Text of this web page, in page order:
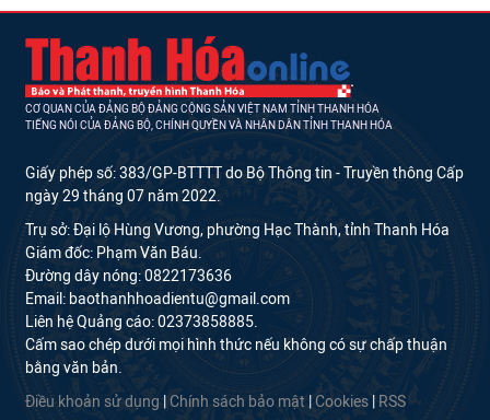
CƠ QUAN CỦA ĐẢNG BỘ ĐẢNG CỘNG SẢN VIỆT NAM TỈNH THANH HÓA
TIẾNG NÓI CỦA ĐẢNG BỘ, CHÍNH QUYỀN VÀ NHÂN DÂN TỈNH THANH HÓA
Giấy phép số: 383/GP-BTTTT do Bộ Thông tin - Truyền thông Cấp
ngày 29 tháng 07 năm 2022.
Trụ sở: Đại lộ Hùng Vương, phường Hạc Thành, tỉnh Thanh Hóa
Giám đốc: Phạm Văn Báu.
Đường dây nóng: 0822173636
Email: baothanhhoadientu@gmail.com
Liên hệ Quảng cáo: 02373858885.
Cấm sao chép dưới mọi hình thức nếu không có sự chấp thuận
bằng văn bản.
Điều khoản sử dụng |Chính sách bảo mật |Cookies |RSS